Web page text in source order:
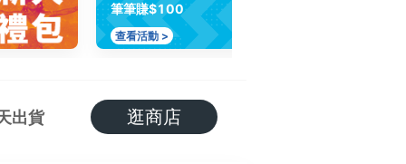
筆筆賺$100
查看活動 >
出貨 逛商店